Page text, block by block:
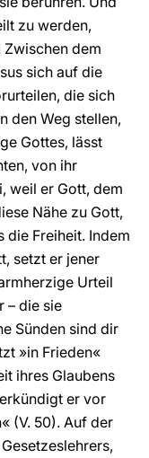
zu werden,
dem
sich auf die
die sich
den Weg stellen,
Gottes, lässt
von ihr
weil er Gott, dem
Nähe zu Gott,
die Freiheit. Indem
setzt er jener
Urteil
– die sie
Sünden sind dir
»in Frieden«
ihres Glaubens
er vor
(V. 50). Auf der